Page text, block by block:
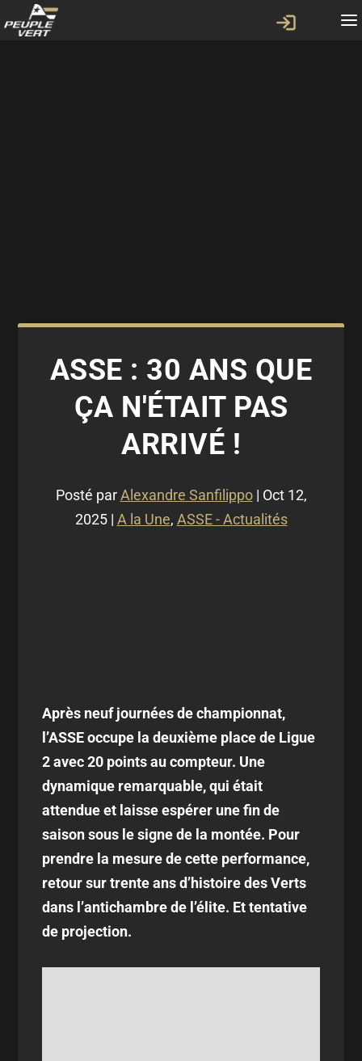
ASSE : 30 ANS QUE
ÇA N'ÉTAIT PAS
ARRIVÉ !
Posté parAlexandre Sanfilippo| Oct 12,
2025| A la Une, ASSE - Actualités
Après neuf journées de championnat,
l’ASSE occupe la deuxième place de Ligue
2 avec 20 points au compteur. Une
dynamique remarquable, qui était
attendue et laisse espérer une fin de
saison sous le signe de la montée. Pour
prendre la mesure de cette performance,
retour sur trente ans d’histoire des Verts
dans l’antichambre de l’élite. Et tentative
de projection.